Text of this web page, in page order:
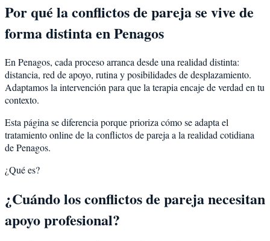
Por qué la conflictos de pareja se vive de
forma distinta en Penagos
En Penagos, cada proceso arranca desde una realidad distinta:
distancia, red de apoyo, rutina y posibilidades de desplazamiento.
Adaptamos la intervención para que la terapia encaje de verdad en tu
contexto.
Esta página se diferencia porque prioriza cómo se adapta el
tratamiento online de la conflictos de pareja a la realidad cotidiana
de Penagos.
¿Qué es?
¿Cuándo los conflictos de pareja necesitan
apoyo profesional?